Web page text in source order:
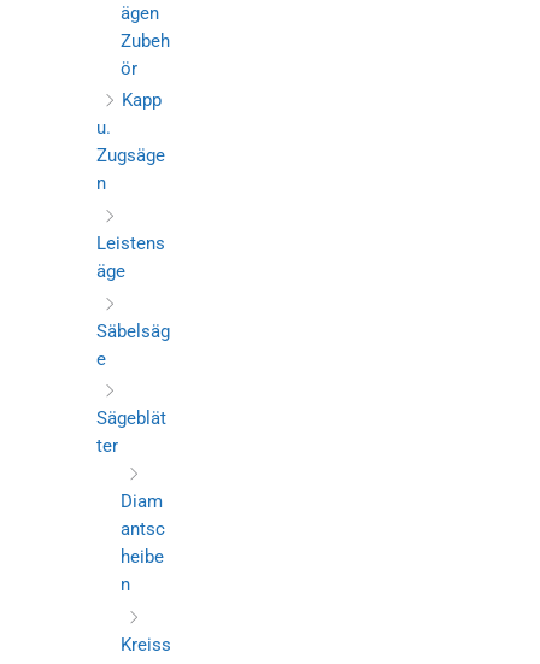
ägen
Zubeh
ör
Kapp
u.
Zugsäge
n
Leistens
äge
Säbelsäg
e
Sägeblät
ter
Diam
antsc
heibe
n
Kreiss